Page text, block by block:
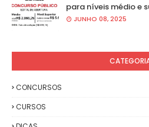
para níveis médio e
JUNHO 08, 2025
CONCURSOS
CURSOS